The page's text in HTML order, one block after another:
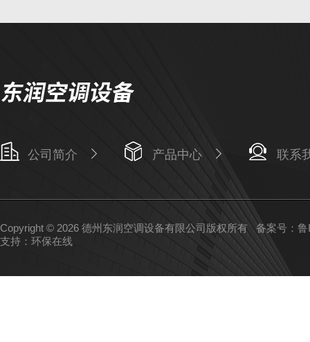
公司简介 产品中心 联系
Copyright © 2026 德州东润空调设备有限公司版权所有备案号：
支持： 环保在线